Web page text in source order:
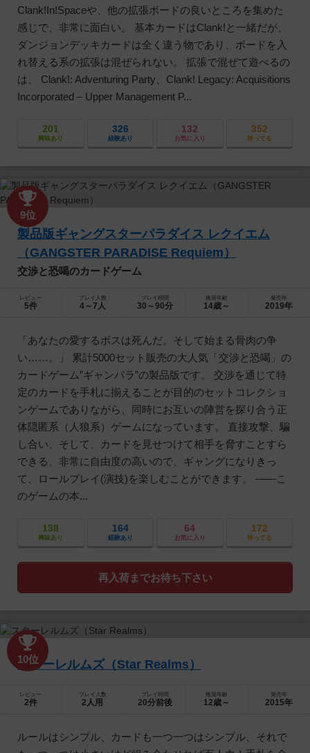
Clank!In!Spaceや、他の拡張ボードの良いところを集めた
感じで、非常に面白い。 基本カードはClank!と一緒だが、
ダンジョンデッキカードは全く違う物であり、ボードを入
れ替える系の拡張は混ぜられない。 拡張で混ぜて遊べるの
は、 Clank!: Adventuring Party、Clank! Legacy: Acquisitions
Incorporated – Upper Management P...
201
興味あり
326
経験あり
132
お気に入り
352
持ってる
9位
製品版ギャングスターパラダイス レクイエム
（GANGSTER PARADISE Requiem）
交渉と恐喝のカードゲーム
レビュー
5件
プレイ人数
4～7人
プレイ時間
30～90分
推奨年齢
14歳～
発売年
2019年
「あなたの愛するボスは死んだ。そして始まる骨肉の争
い……。」 累計5000セット販売の大人気「交渉と恐喝」の
カードゲーム”ギャンパラ”の製品版です。 交渉を通じて特
定のカードを手札に揃えることが目的のセットコレクショ
ンゲームでありながら、同時にお互いの陣営を探り合う正
体隠匿系（人狼系）ゲームになっています。 直接攻撃、騙
し合い、そして、カードを見せつけて相手を脅すことすら
できる、非常に自由度の高いので、ギャングになりきっ
て、ロールプレイ(演技)を楽しむことができます。 ――こ
のゲームの本...
138
興味あり
164
経験あり
64
お気に入り
172
持ってる
再入荷までお待ち下さい
10位
スターレルムズ（Star Realms）
レビュー
2件
プレイ人数
2人用
プレイ時間
20分前後
推奨年齢
12歳～
発売年
2015年
ルールはシンプル、カードも一つ一つはシンプル、それで